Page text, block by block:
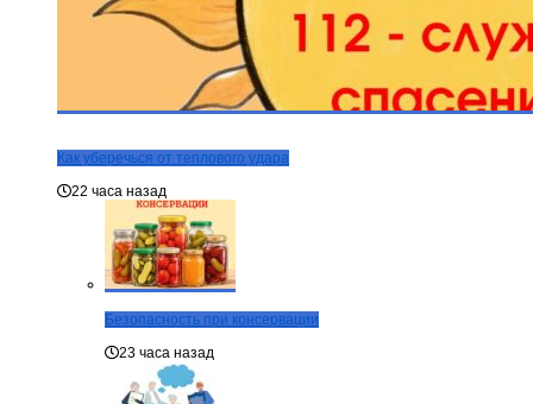
Как уберечься от теплового удара
22 часа назад
Безопасность при консервации
23 часа назад